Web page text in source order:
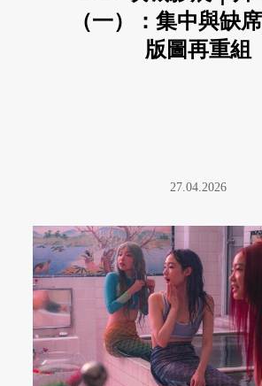
（一）：集中與缺
版圖再重組
27.04.2026